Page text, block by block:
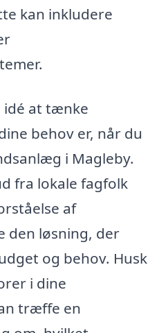
kan inkludere
idé at tænke
behov er, når du
i Magleby.
fra lokale fagfolk
af
den løsning, der
og behov. Husk
i dine
træffe en